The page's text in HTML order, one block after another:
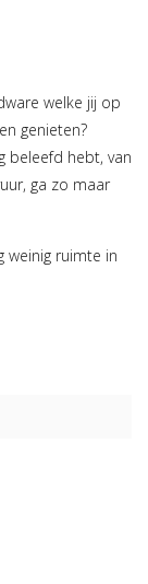
welke jij op
genieten?
beleefd hebt, van
ga zo maar
weinig ruimte in